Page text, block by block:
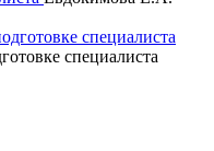
специалиста